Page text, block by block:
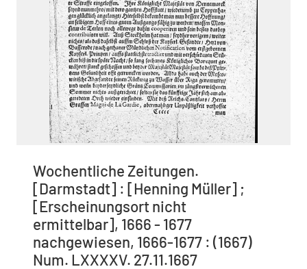
Wochentliche Zeitungen.
[Darmstadt] : [Henning Müller] ;
[Erscheinungsort nicht
ermittelbar], 1666 - 1677
nachgewiesen, 1666-1677 : (1667)
Num. LXXXXV. 27.11.1667